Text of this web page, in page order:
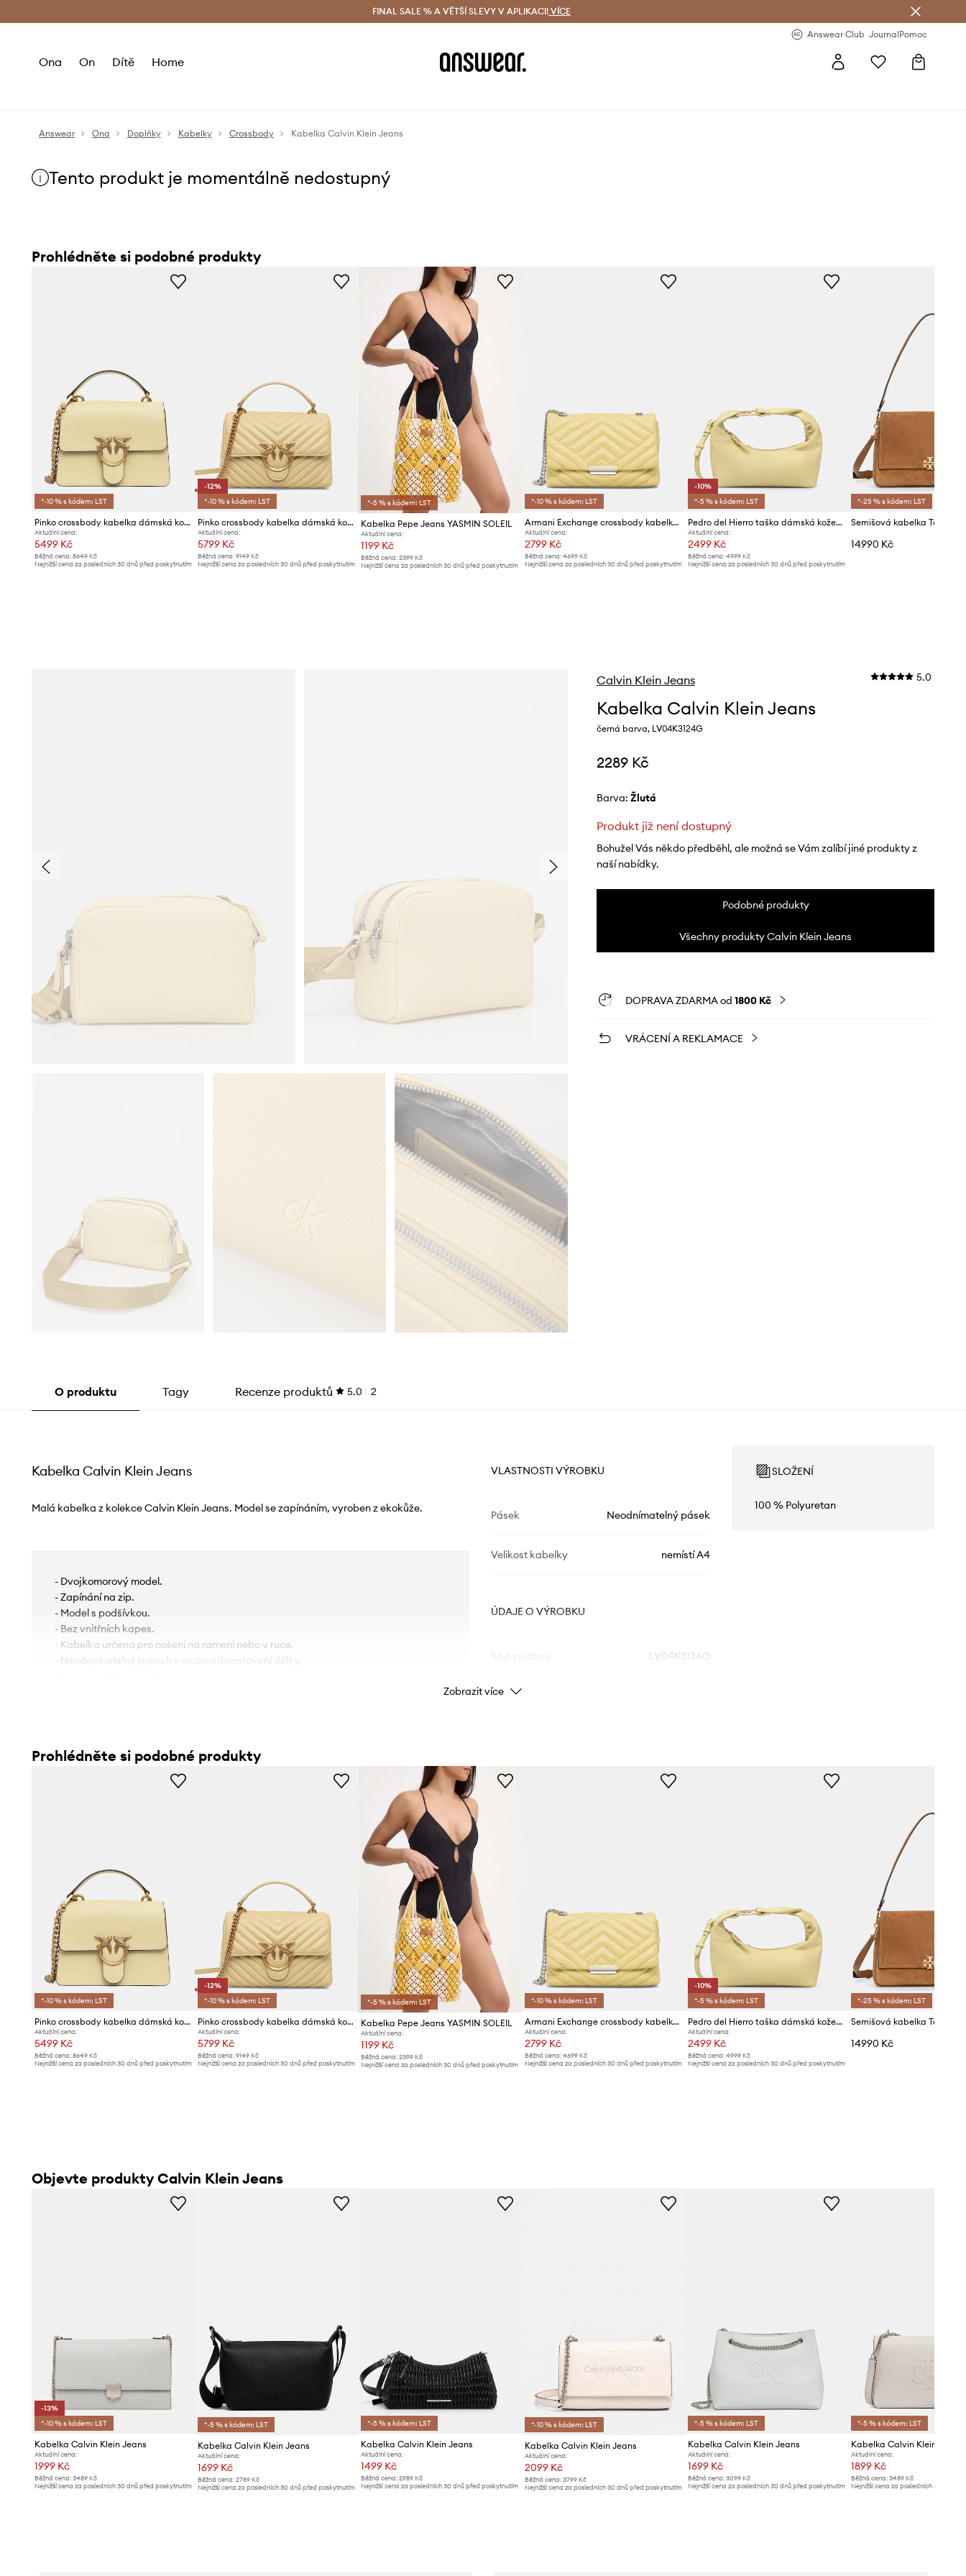
Doručení a vrácení zdarma (od 1800 Kč) Doručení i do 24 h
FINAL SALE % A VĚTŠÍ SLEVY V APLIKACI! VÍCE
Answear Club JournalPomoc
Ona On Dítě Home
Answear Ona Doplňky Kabelky Crossbody Kabelka Calvin Klein Jeans
Tento produkt je momentálně nedostupný
Prohlédněte si podobné produkty
*-10 % s kódem: LST
Pinko crossbody kabelka dámská kožená
Aktuální cena:
5499 Kč
Běžná cena: 8649 Kč
Nejnižší cena za posledních 30 dnů před poskytnutím
-12%
*-10 % s kódem: LST
Pinko crossbody kabelka dámská kožená
Aktuální cena:
5799 Kč
Běžná cena:9149 Kč
Nejnižší cena za posledních 30 dnů před poskytnutím
*-5 % s kódem: LST
Kabelka Pepe Jeans YASMIN SOLEIL
Aktuální cena:
1199 Kč
Běžná cena: 2399 Kč
Nejnižší cena za posledních 30 dnů před poskytnutím
*-10 % s kódem: LST
Armani Exchange crossbody kabelka dámská z imitace kůže
Aktuální cena:
2799 Kč
Běžná cena: 4699 Kč
Nejnižší cena za posledních 30 dnů před poskytnutím
-10%
*-5 % s kódem: LST
Pedro del Hierro taška dámská kožená
Aktuální cena:
2499 Kč
Běžná cena:4999 Kč
Nejnižší cena za posledních 30 dnů před poskytnutím
*-25 % s kódem: LST
Semišová kabelka Tory
14990 Kč
Calvin Klein Jeans 5.0
Kabelka Calvin Klein Jeans
černá barva, LV04K3124G
2289 Kč
Barva: žlutá
Produkt již není dostupný
Bohužel Vás někdo předběhl, ale možná se Vám zalíbí jiné produkty z
naší nabídky.
Podobné produkty
Všechny produkty Calvin Klein Jeans
DOPRAVA ZDARMA od 1800 Kč
VRÁCENÍ A REKLAMACE
O produktu Tagy Recenze produktů 5.0 2
Kabelka Calvin Klein Jeans
Malá kabelka z kolekce Calvin Klein Jeans. Model se zapínáním, vyroben z ekokůže.
- Dvojkomorový model.
- Zapínání na zip.
- Model s podšívkou.
- Bez vnitřních kapes.
- Kabelka určena pro nošení na rameni nebo v ruce.
- Neodepínatelný popruh s možností nastavení délky.
VLASTNOSTI VÝROBKU
Pásek Neodnímatelný pásek
Velikost kabelky nemístí A4
ÚDAJE O VÝROBKU
LV04K3124G
Barva
Výrobce
SLOŽENÍ
100 % Polyuretan
Zobrazit více
Prohlédněte si podobné produkty
*-10 % s kódem: LST
Pinko crossbody kabelka dámská kožená
Aktuální cena:
5499 Kč
Běžná cena: 8649 Kč
Nejnižší cena za posledních 30 dnů před poskytnutím
-12%
*-10 % s kódem: LST
Pinko crossbody kabelka dámská kožená
Aktuální cena:
5799 Kč
Běžná cena:9149 Kč
Nejnižší cena za posledních 30 dnů před poskytnutím
*-5 % s kódem: LST
Kabelka Pepe Jeans YASMIN SOLEIL
Aktuální cena:
1199 Kč
Běžná cena: 2399 Kč
Nejnižší cena za posledních 30 dnů před poskytnutím
*-10 % s kódem: LST
Armani Exchange crossbody kabelka dámská z imitace kůže
Aktuální cena:
2799 Kč
Běžná cena: 4699 Kč
Nejnižší cena za posledních 30 dnů před poskytnutím
-10%
*-5 % s kódem: LST
Pedro del Hierro taška dámská kožená
Aktuální cena:
2499 Kč
Běžná cena:4999 Kč
Nejnižší cena za posledních 30 dnů před poskytnutím
*-25 % s kódem: LST
Semišová kabelka Tory
14990 Kč
Objevte produkty Calvin Klein Jeans
-13%
*-10 % s kódem: LST
Kabelka Calvin Klein Jeans
Aktuální cena:
1999 Kč
Běžná cena: 3489 Kč
Nejnižší cena za posledních 30 dnů před poskytnutím
*-5 % s kódem: LST
Kabelka Calvin Klein Jeans
Aktuální cena:
1699 Kč
Běžná cena:2789 Kč
Nejnižší cena za posledních 30 dnů před poskytnutím
*-5 % s kódem: LST
Kabelka Calvin Klein Jeans
Aktuální cena:
1499 Kč
Běžná cena: 2989 Kč
Nejnižší cena za posledních 30 dnů před poskytnutím
*-10 % s kódem: LST
Kabelka Calvin Klein Jeans
Aktuální cena:
2099 Kč
Běžná cena: 3799 Kč
Nejnižší cena za posledních 30 dnů před poskytnutím
*-5 % s kódem: LST
Kabelka Calvin Klein Jeans
Aktuální cena:
1699 Kč
Běžná cena:3099 Kč
Nejnižší cena za posledních 30 dnů před poskytnutím
*-5 % s kódem: LST
Kabelka Calvin Klein Jeans
Aktuální cena:
1899 Kč
Běžná cena: 3489 Kč
Nejnižší cena za posledních 30 dnů